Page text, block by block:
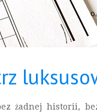
żadnej historii,